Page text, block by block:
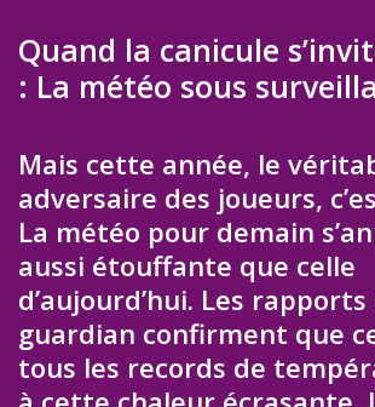
Quand la canicule
: La météo sous
Mais cette année, le
adversaire des joueurs,
La météo pour demain
aussi étouffante que celle
d’aujourd’hui. Les
guardian confirment que
tous les records de